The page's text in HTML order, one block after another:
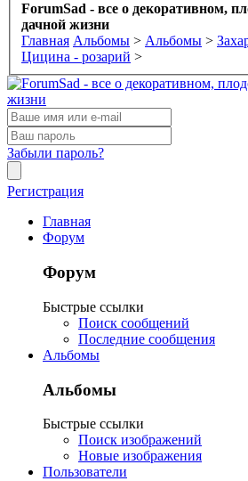
ForumSad - все о декоративном,
дачной жизни
Главная Альбомы > Альбомы >
Цицина - розарий >
Забыли пароль?
Регистрация
Главная
Форум
Форум
Быстрые ссылки
Поиск сообщений
Последние сообщения
Альбомы
Альбомы
Быстрые ссылки
Поиск изображений
Новые изображения
Пользователи